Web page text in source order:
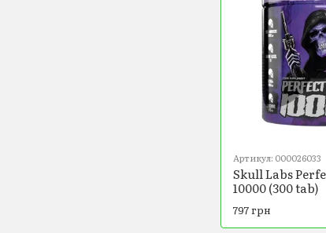
Артикул: 000026033
Skull Labs
10000 (300 tab)
797 грн